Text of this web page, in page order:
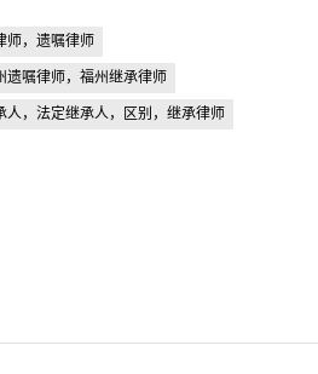
师，遗嘱律师
遗嘱律师，福州继承律师
人，法定继承人，区别，继承律师